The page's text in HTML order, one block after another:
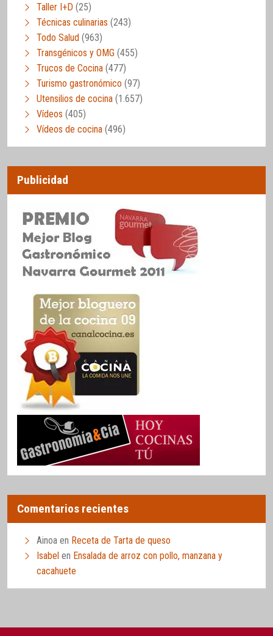
Taller I+D (25)
Técnicas culinarias (243)
Todo Salud (963)
Transgénicos y OMG (455)
Trucos de Cocina (477)
Turismo gastronómico (97)
Utensilios de cocina (1.657)
Vídeos (405)
Vídeos de cocina (496)
Publicidad
Comentarios recientes
Ainoa en Receta de Tarta de queso
Isabel en Ensalada de arroz con pollo, manzana y
cacahuete